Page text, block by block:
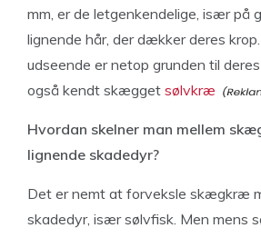
mm, er de letgenkendelige, især på
lignende hår, der dækker deres
udseende er netop grunden til
også kendt skægget sølvkræ
Hvordan skelner man mellem
lignende skadedyr?
Det er nemt at forveksle skægkræ
skadedyr, især sølvfisk. Men mens